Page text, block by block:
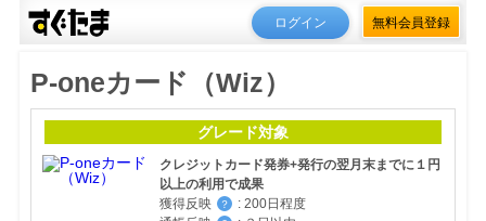
ログイン 無料会員登録
P-oneカード（Wiz）
グレード対象
クレジットカード発券+発行の翌月末までに１円
以上の利用で成果
獲得反映
？ : 200日程度